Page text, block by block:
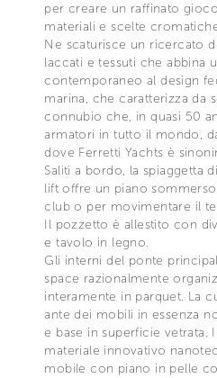
per creare un raffinato
materiali e scelte
Ne scaturisce un ricercato
laccati e tessuti che abbina
contemporaneo al design
marina, che caratterizza da
connubio che, in quasi 50
armatori in tutto il mondo,
dove Ferretti Yachts è
Saliti a bordo, la spiaggetta
lift offre un piano
club o per movimentare il
Il pozzetto è allestito con
e tavolo in legno.
Gli interni del ponte
space razionalmente
interamente in parquet. La
ante dei mobili in essenza
e base in superficie vetrata.
materiale innovativo
mobile con piano in pelle